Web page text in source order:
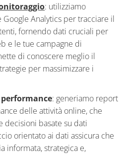
: utilizziamo
Analytics per tracciare il
fornendo dati cruciali per
e le tue campagne di
di conoscere meglio il
per massimizzare i
: generiamo report
delle attività online, che
basate su dati
orientato ai dati assicura che
informata, strategica e,